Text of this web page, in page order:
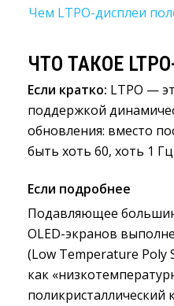
Чем LTPO-дисплеи
ЧТО ТАКОЕ
Если кратко: LTPO —
поддержкой
обновления: вместо
быть хоть 60, хоть 1 Гц.
Если подробнеe
Подавляющее
OLED-экранов
(Low Temperature Poly
как
поликристаллический